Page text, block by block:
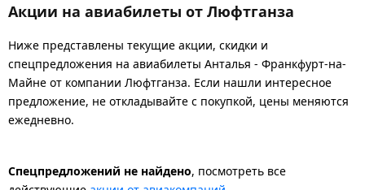
Акции на авиабилеты от Люфтганза
Ниже представлены текущие акции, скидки и
спецпредложения на авиабилеты Анталья - Франкфурт-на-
Майне от компании Люфтганза. Если нашли интересное
предложение, не откладывайте с покупкой, цены меняются
ежедневно.
Спецпредложений не найдено, посмотреть все